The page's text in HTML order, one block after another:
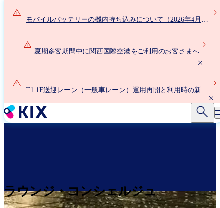
移
動
モバイルバッテリーの機内持ち込みについて（2026年4月24
夏期多客期間中に関西国際空港をご利用のお客さまへ
T1 1F送迎レーン（一般車レーン）運用再開と利用時の新ル
ラウンジ・コンシェルジュ